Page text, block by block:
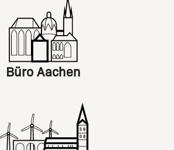
Büro Aachen